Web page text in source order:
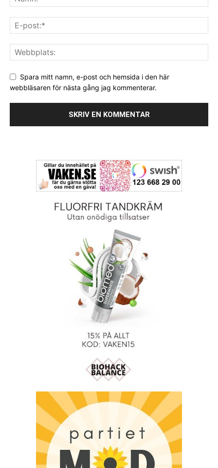
Spara mitt namn, e-post och hemsida i den här
webbläsaren för nästa gång jag kommenterar.